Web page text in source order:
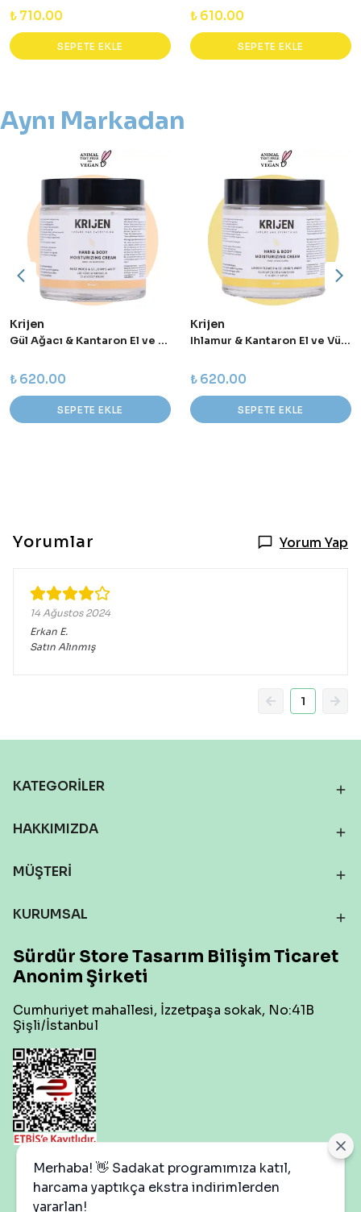
₺ 710.00
SEPETE EKLE
₺ 610.00
SEPETE EKLE
Aynı Markadan
Krijen
Gül Ağacı & Kantaron El ve Vücut Kremi
₺ 620.00
SEPETE EKLE
Krijen
Ihlamur & Kantaron El ve Vücut Kremi
₺ 620.00
SEPETE EKLE
Yorumlar Yorum Yap
14 Ağustos 2024
Erkan E.
Satın Alınmış
1
KATEGORİLER
HAKKIMIZDA
MÜŞTERİ
KURUMSAL
Sürdür Store Tasarım Bilişim Ticaret
Anonim Şirketi
Cumhuriyet mahallesi, İzzetpaşa sokak, No:41B
Şişli/İstanbul
Merhaba! 👋 Sadakat programımıza katıl,
harcama yaptıkça ekstra indirimlerden
yararlan!